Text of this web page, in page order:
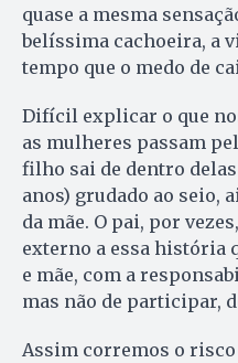
quase a mesma
belíssima cachoeira, a
tempo que o medo de
Difícil explicar o que
as mulheres passam
filho sai de dentro delas
anos) grudado ao seio,
da mãe. O pai, por
externo a essa história
e mãe, com a
mas não de participar,
Assim corremos o